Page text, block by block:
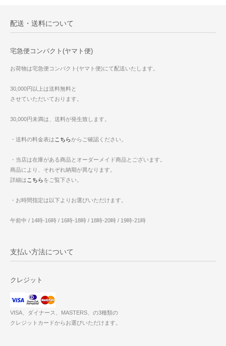
配送・送料について
宅急便コンパクト(ヤマト便)
お荷物は宅急便コンパクト(ヤマト便)にて配送いたします。
30,000円以上は送料無料と
させていただいております。
30,000円未満は、送料が発生致します。
・送料の料金表はこちらからご確認ください。
・当店は在庫がある商品とオーダーメイド商品とございます。
商品により、それぞれ納期が異なります。
詳細はこちらをご覧下さい。
・お時間指定は以下よりお選びいただけます。
午前中 / 14時-16時 / 16時-18時 / 18時-20時 / 19時-21時
支払い方法について
クレジット
VISA、ダイナース、MASTERS、の3種類の
クレジットカードからお選びいただけます。